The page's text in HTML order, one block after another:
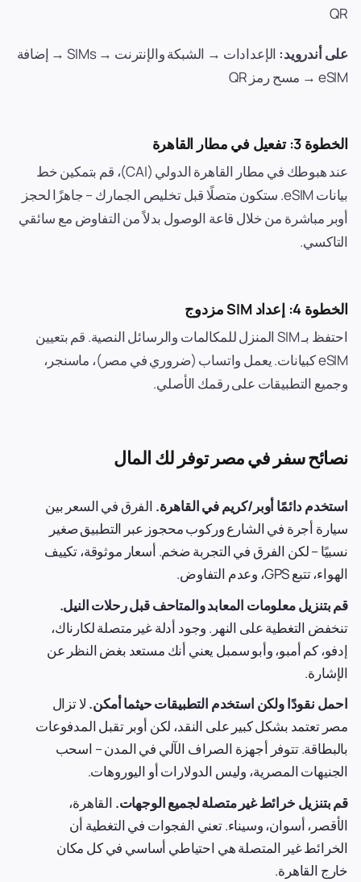
QR
على أندرويد:
الإعدادات → الشبكة والإنترنت → SIMs → إضافة
eSIM → مسح رمز QR
الخطوة 3: تفعيل في مطار القاهرة
عند هبوطك في مطار القاهرة الدولي (CAI)، قم بتمكين خط
بيانات eSIM. ستكون متصلًا قبل تخليص الجمارك – جاهزًا لحجز
أوبر مباشرة من خلال قاعة الوصول بدلاً من التفاوض مع سائقي
التاكسي.
الخطوة 4: إعداد SIM مزدوج
احتفظ بـ SIM المنزل للمكالمات والرسائل النصية. قم بتعيين
eSIM كبيانات. يعمل واتساب (ضروري في مصر)، ماسنجر،
وجميع التطبيقات على رقمك الأصلي.
نصائح سفر في مصر توفر لك المال
استخدم دائمًا أوبر/كريم في القاهرة. الفرق في السعر بين
سيارة أجرة في الشارع وركوب محجوز عبر التطبيق صغير
نسبيًا – لكن الفرق في التجربة ضخم. أسعار موثوقة، تكييف
الهواء، تتبع GPS، وعدم التفاوض.
قم بتنزيل معلومات المعابد والمتاحف قبل رحلات النيل.
تنخفض التغطية على النهر. وجود أدلة غير متصلة لكارناك،
إدفو، كم أمبو، وأبو سمبل يعني أنك مستعد بغض النظر عن
الإشارة.
احمل نقودًا ولكن استخدم التطبيقات حيثما أمكن. لا تزال
مصر تعتمد بشكل كبير على النقد، لكن أوبر تقبل المدفوعات
بالبطاقة. تتوفر أجهزة الصراف الآلي في المدن – اسحب
الجنيهات المصرية، وليس الدولارات أو اليوروهات.
قم بتنزيل خرائط غير متصلة لجميع الوجهات. القاهرة،
الأقصر، أسوان، وسيناء. تعني الفجوات في التغطية أن
الخرائط غير المتصلة هي احتياطي أساسي في كل مكان
خارج القاهرة.